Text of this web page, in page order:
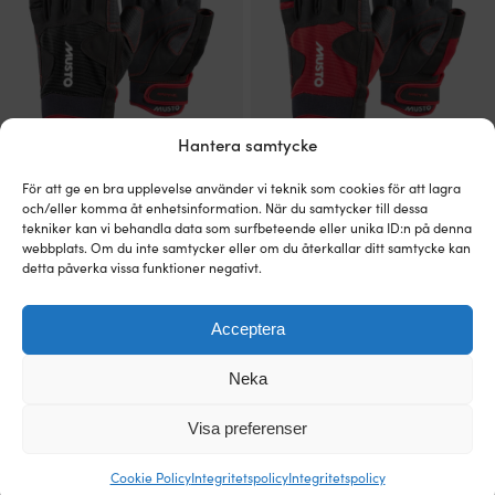
Hantera samtycke
För att ge en bra upplevelse använder vi teknik som cookies för att lagra
och/eller komma åt enhetsinformation. När du samtycker till dessa
tekniker kan vi behandla data som surfbeteende eller unika ID:n på denna
webbplats. Om du inte samtycker eller om du återkallar ditt samtycke kan
detta påverka vissa funktioner negativt.
Acceptera
Neka
Visa preferenser
Cookie PolicyIntegritetspolicyIntegritetspolicy
väljas
produktsidan
kan
väljas
produktsidan
här
produkten
har
flera
varianter.
olika
kan
Short Finger Glove 2.0, Black
Rek.649krDet
ursprungliga
priset
649 kr.
519krDet
nuvarande
priset
519 kr.
här
produkten
har
flera
varianter.
alternativen
kan
väljas
produktsidan
Short Finger Glove 2.0, True Red
Rek.649krDet
ursprungliga
649 kr.
519kr Det
nuvarande
priset
519 kr.